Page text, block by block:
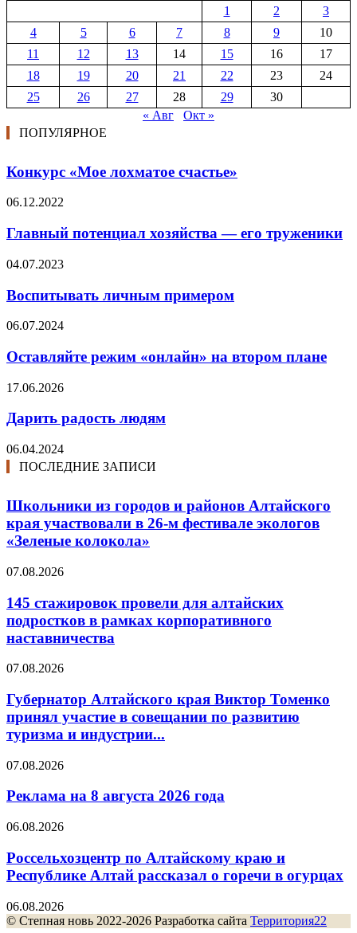
1
2
3
4
5 6 7 8 9
10
11
12 13 14 15 16
17
18
19 20 21 22 23
24
25
26 27 28 29
30
« Авг
Окт »
ПОПУЛЯРНОЕ
Конкурс «Мое лохматое счастье»
06.12.2022
Главный потенциал хозяйства — его труженики
04.07.2023
Воспитывать личным примером
06.07.2024
Оставляйте режим «онлайн» на втором плане
17.06.2026
Дарить радость людям
06.04.2024
ПОСЛЕДНИЕ ЗАПИСИ
Школьники из городов и районов Алтайского
края участвовали в 26-м фестивале экологов
«Зеленые колокола»
07.08.2026
145 стажировок провели для алтайских
подростков в рамках корпоративного
наставничества
07.08.2026
Губернатор Алтайского края Виктор Томенко
принял участие в совещании по развитию
туризма и индустрии...
07.08.2026
Реклама на 8 августа 2026 года
06.08.2026
Россельхозцентр по Алтайскому краю и
Республике Алтай рассказал о горечи в огурцах
06.08.2026
© Степная новь 2022-2026 Разработка сайта Территория22